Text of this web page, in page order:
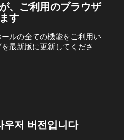
、ご利用のブラウザ
す
ルの全ての機能をご利用い
最新版に更新してくださ
우저 버전입니다